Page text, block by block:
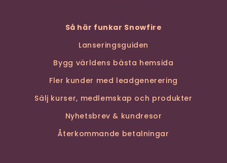
Så här funkar Snowfire
Lanseringsguiden
Bygg världens bästa hemsida
Fler kunder med leadgenerering
Sälj kurser, medlemskap och produkter
Nyhetsbrev & kundresor
Återkommande betalningar